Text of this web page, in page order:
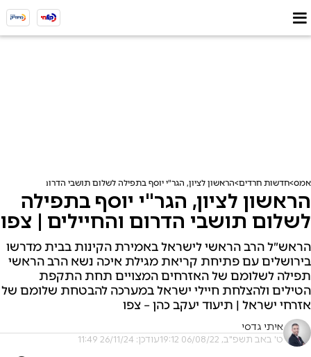
אמס חדשות חרדים הראשון לציון, הגר"י יוסף בתפילה לשלום תושבי הדרום והחיילים |
הראשון לציון, הגר"י יוסף בתפילה
לשלום תושבי הדרום והחיילים | צפו
הראש״ל הרב הראשי לישראל באמירת הקינות בבית מדרשו
בירושלים עם פתיחת קריאת מגילת איכה נשא הרב הראשי
תפילה לשלומם של האזרחים המצויים תחת התקפת
הטילים ולהצלחת חיילי ישראל במערכה להבטחת שלומם של
אזרחי ישראל | תיעוד יעקב כהן – צפו
איתי גדסי
ט' באב תשפ"ב, 06/08/22 19:12 עודכן: 26/11/24 11:49